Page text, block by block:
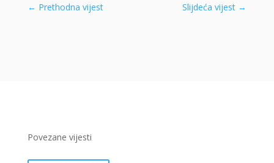
← Prethodna vijest Slijdeća vijest →
Povezane vijesti